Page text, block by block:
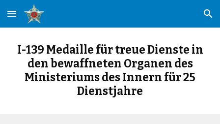
Skip to main content Skip to navigation
I-139 Medaille für treue Dienste in
den bewaffneten Organen des
Ministeriums des Innern für 25
Dienstjahre